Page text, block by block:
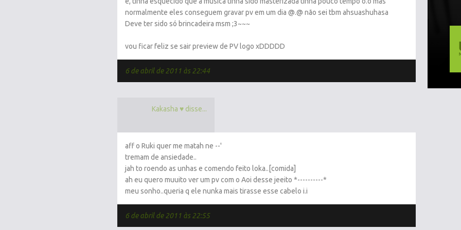
normalmente eles conseguem gravar pv em um dia @.@ não sei tbm ahsuashuhasa
Deve ter sido só brincadeira msm ;3~~~
vou ficar feliz se sair preview de PV logo xDDDDD
6 de abril de 2011 às 22:44
Kakasha ♥ disse...
aff o Ruki quer me matah ne --'
tremam de ansiedade..
jah to roendo as unhas e comendo feito loka..[comida]
ah eu quero muuito ver um pv com o Aoi desse jeeito *----------*
meu sonho..queria q ele nunka mais tirasse esse cabelo i.i
6 de abril de 2011 às 22:55